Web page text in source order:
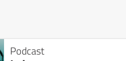
Podcast